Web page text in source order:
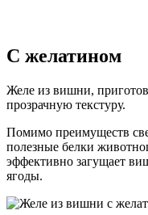
С желатином
Желе из вишни,
прозрачную текстуру.
Помимо преимуществ
полезные белки
эффективно загущает
ягоды.